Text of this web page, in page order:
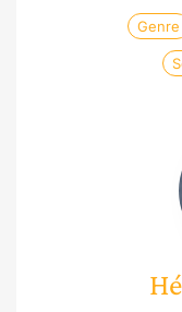
Genre